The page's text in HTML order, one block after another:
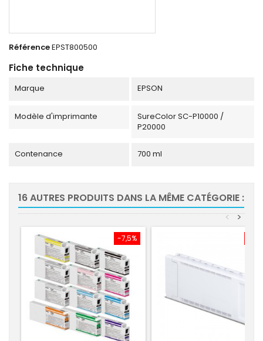
RéférenceEPST800500
Fiche technique
Marque EPSON
Modèle d'imprimante
SureColor SC-P10000 /
P20000
Contenance 700 ml
16 AUTRES PRODUITS DANS LA MÊME CATÉGORIE :
>
<
-7,5%